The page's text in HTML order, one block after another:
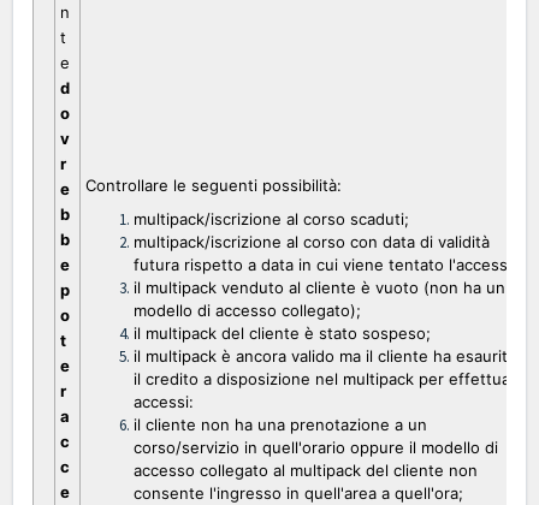
n
t
e
d
o
v
r
e
b
b
e
p
o
t
e
r
a
c
c
e
Controllare le seguenti possibilità:
multipack/iscrizione al corso scaduti;
multipack/iscrizione al corso con data di validità
futura rispetto a data in cui viene tentato l'accesso;
il multipack venduto al cliente è vuoto (non ha un
modello di accesso collegato);
il multipack del cliente è stato sospeso;
il multipack è ancora valido ma il cliente ha esaurito
il credito a disposizione nel multipack per effettuare
accessi:
il cliente non ha una prenotazione a un
corso/servizio in quell'orario oppure il modello di
accesso collegato al multipack del cliente non
consente l'ingresso in quell'area a quell'ora;